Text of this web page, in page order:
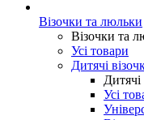
Візочки та люльки
Візочки та
Усі товари
Дитячі
Дитячі
Усі